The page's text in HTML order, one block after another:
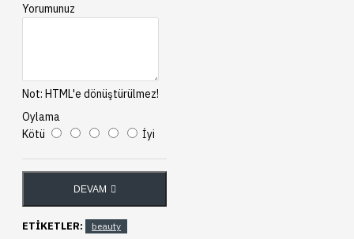
Yorumunuz
Not: HTML'e dönüştürülmez!
Oylama
Kötü
İyi
DEVAM
ETIKETLER:
beauty